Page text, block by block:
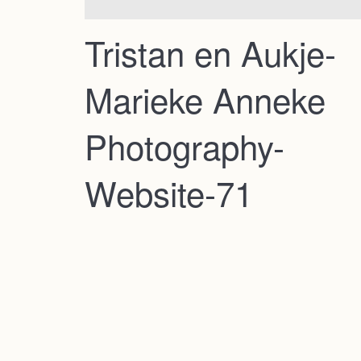
Tristan en Aukje-
Marieke Anneke
Photography-
Website-71